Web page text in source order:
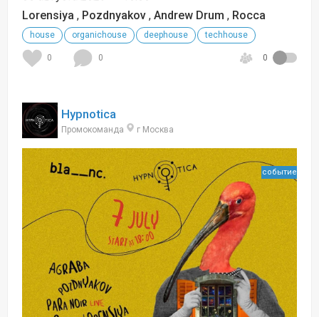
Lorensiya , Pozdnyakov , Andrew Drum , Rocca
house organichouse deephouse techhouse
0 0 0
Hypnotica
Промокоманда г Москва
событие